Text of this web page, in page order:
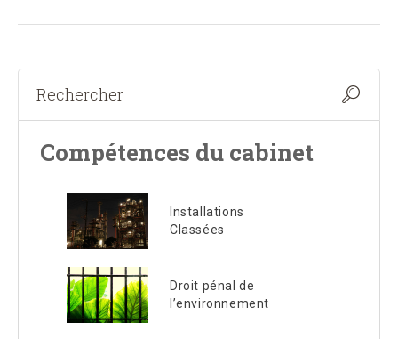
Compétences du cabinet
Installations
Classées
Droit pénal de
l’environnement